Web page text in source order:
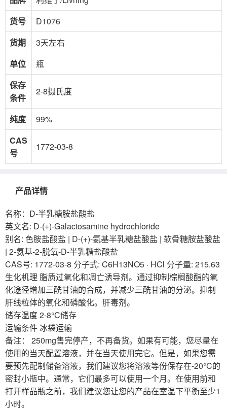
货号
D1076
货期
3天左右
单位
瓶
保存
条件
2-8摄氏度
纯度
99%
CAS
号
1772-03-8
产品详情
名称：D-半乳糖胺盐酸盐
英文名: D-(+)-Galactosamine hydrochloride
别名: 色胺盐酸盐 | D-(+)-氨基半乳糖盐酸盐 | 软骨糖胺盐酸盐
| 2-氨基-2-脱氧-D-半乳糖盐酸盐
CAS号: 1772-03-8 分子式: C6H13NO5 · HCl 分子量: 215.63
生化机理 脂质过氧化和凋亡诱导剂。通过抑制棕榈酸酯的氧
化途径增加三酰甘油的合成，并减少三酰甘油的分泌。抑制
肝线粒体的氧化和磷酸化。肝毒剂。
储存温度 2-8°C储存
运输条件 冰袋运输
备注： 250mg售完停产，不再备货。如果有可能，您尽量在
使用的当天配置溶液，并在当天使用完它。但是，如果您需
要预先配制储备溶液，我们建议您将溶液等份保存在-20°C的
密封小瓶中。通常，它们最多可以使用一个月。在使用前和
打开样品瓶之前，我们建议您让您的产品在室温下平衡至少1
小时。